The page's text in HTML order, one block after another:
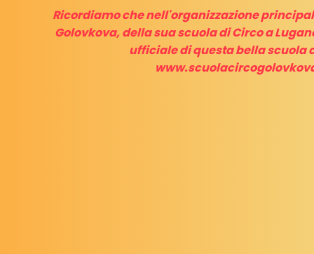
Ricordiamo che nell'organizzazione
Golovkova, della sua scuola di Circo a
ufficiale di questa bella scuola